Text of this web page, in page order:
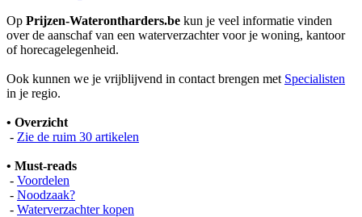
Op Prijzen-Waterontharders.be kun je veel informatie vinden
over de aanschaf van een waterverzachter voor je woning, kantoor
of horecagelegenheid.
Ook kunnen we je vrijblijvend in contact brengen met Specialisten
in je regio.
• Overzicht
- Zie de ruim 30 artikelen
• Must-reads
- Voordelen
- Noodzaak?
- Waterverzachter kopen